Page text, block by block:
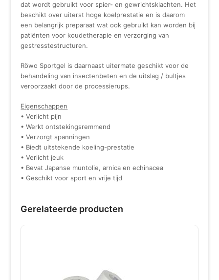
dat wordt gebruikt voor spier- en gewrichtsklachten. Het
beschikt over uiterst hoge koelprestatie en is daarom
een belangrijk preparaat wat ook gebruikt kan worden bij
patiënten voor koudetherapie en verzorging van
gestresstestructuren.
Röwo Sportgel is daarnaast uitermate geschikt voor de
behandeling van insectenbeten en de uitslag / bultjes
veroorzaakt door de processierups.
Eigenschappen
• Verlicht pijn
• Werkt ontstekingsremmend
• Verzorgt spanningen
• Biedt uitstekende koeling-prestatie
• Verlicht jeuk
• Bevat Japanse muntolie, arnica en echinacea
• Geschikt voor sport en vrije tijd
Gerelateerde producten